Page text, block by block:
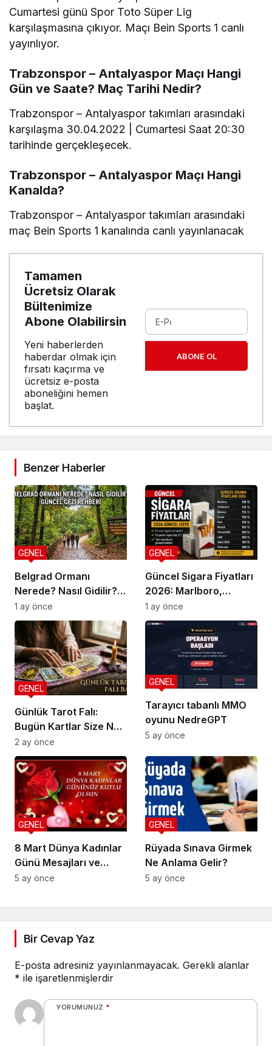
Cumartesi günü Spor Toto Süper Lig
karşılaşmasına çıkıyor. Maçı Bein Sports 1 canlı
yayınlıyor.
Trabzonspor – Antalyaspor Maçı Hangi
Gün ve Saate? Maç Tarihi Nedir?
Trabzonspor – Antalyaspor takımları arasındaki
karşılaşma 30.04.2022 | Cumartesi Saat 20:30
tarihinde gerçekleşecek.
Trabzonspor – Antalyaspor Maçı Hangi
Kanalda?
Trabzonspor – Antalyaspor takımları arasındaki
maç Bein Sports 1 kanalında canlı yayınlanacak
Tamamen
Ücretsiz Olarak
Bültenimize
Abone Olabilirsin
Yeni haberlerden
haberdar olmak için
fırsatı kaçırma ve
ücretsiz e-posta
aboneliğini hemen
başlat.
ABONE OL
Benzer Haberler
Belgrad Ormanı
Nerede? Nasıl Gidilir?
Güncel Gezi Rehberi
GENEL
1 ay önce
Güncel Sigara Fiyatları
2026: Marlboro,
Parliament, Winston,
Camel ve Tüm Sigara
Markalarının Zamlı
Fiyat Listesi
GENEL
1 ay önce
Günlük Tarot Falı:
Bugün Kartlar Size Ne
Söylüyor?
GENEL
2 ay önce
Tarayıcı tabanlı MMO
oyunu NedreGPT
GENEL
5 ay önce
8 Mart Dünya Kadınlar
Günü Mesajları ve
Sözleri
GENEL
5 ay önce
Rüyada Sınava Girmek
Ne Anlama Gelir?
GENEL
5 ay önce
Bir Cevap Yaz
E-posta adresiniz yayınlanmayacak. Gerekli alanlar
* ile işaretlenmişlerdir
YORUMUNUZ *